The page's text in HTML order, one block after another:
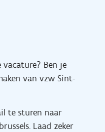
vacature? Ben je
van vzw Sint-
te sturen naar
Laad zeker